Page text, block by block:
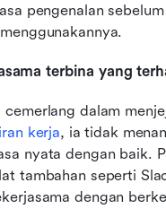
pengenalan
terbina yang
kerja, ia tidak
nyata dengan baik.
tambahan seperti
dengan